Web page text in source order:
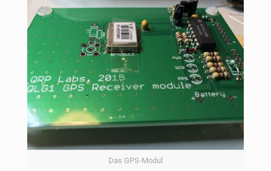
Das GPS-Modul